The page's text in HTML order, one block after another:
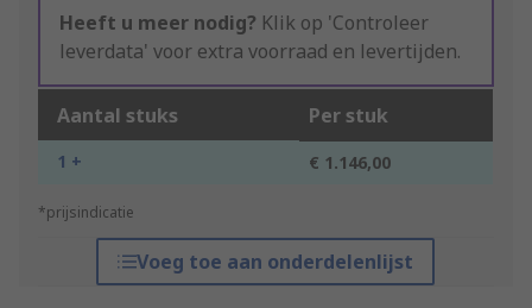
Heeft u meer nodig? Klik op 'Controleer
leverdata' voor extra voorraad en levertijden.
Aantal stuks Per stuk
1 + € 1.146,00
*prijsindicatie
Voeg toe aan onderdelenlijst